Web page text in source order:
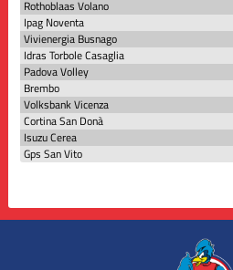
Rothoblaas Volano
Ipag Noventa
Vivienergia Busnago
Idras Torbole Casaglia
Padova Volley
Brembo
Volksbank Vicenza
Cortina San Donà
Isuzu Cerea
Gps San Vito